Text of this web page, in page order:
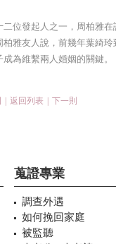
位發起人之一，周柏雅
雅友人說，前幾年葉綺
為維繫兩人婚姻的關鍵。
返回列表 下一則
蒐證專業
調查外遇
如何挽回家庭
被監聽